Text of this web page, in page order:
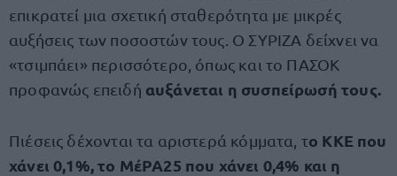
επικρατεί μια σχετική σταθερότητα με μικρές
αυξήσεις των ποσοστών τους. Ο ΣΥΡΙΖΑ δείχνει να
«τσιμπάει» περισσότερο, όπως και το ΠΑΣΟΚ
προφανώς επειδή αυξάνεται η συσπείρωσή τους.
Πιέσεις δέχονται τα αριστερά κόμματα, το ΚΚΕ που
χάνει 0,1%, το ΜέΡΑ25 που χάνει 0,4% και η